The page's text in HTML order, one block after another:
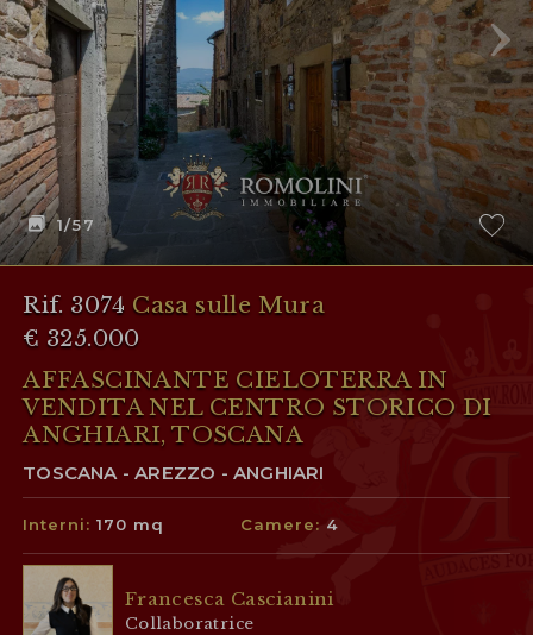
AREA RISERVATA
WISHLIST (0 )
1/57
Rif. 3074 Casa sulle Mura
€ 325.000
AFFASCINANTE CIELOTERRA IN
VENDITA NEL CENTRO STORICO DI
ANGHIARI, TOSCANA
TOSCANA - AREZZO - ANGHIARI
Interni:170 mq Camere: 4
Francesca Cascianini
Collaboratrice